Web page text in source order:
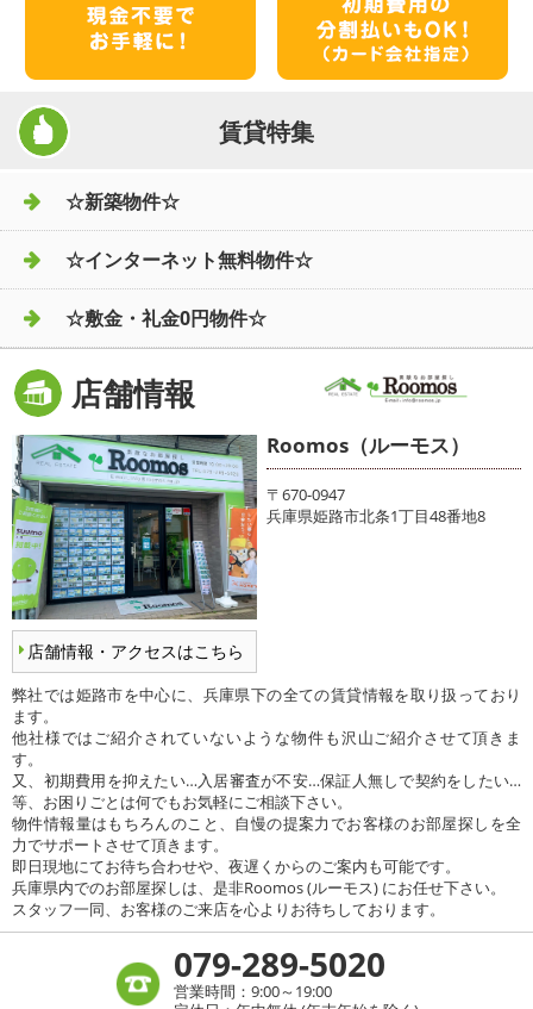
賃貸特集
☆新築物件☆
☆インターネット無料物件☆
☆敷金・礼金0円物件☆
店舗情報
店舗情報・アクセスはこちら
Roomos（ルーモス）
〒670-0947
兵庫県姫路市北条1丁目48番地8
弊社では姫路市を中心に、兵庫県下の全ての賃貸情報を取り扱っており
ます。
他社様ではご紹介されていないような物件も沢山ご紹介させて頂きま
す。
又、初期費用を抑えたい…入居審査が不安…保証人無しで契約をしたい…
等、お困りごとは何でもお気軽にご相談下さい。
物件情報量はもちろんのこと、自慢の提案力でお客様のお部屋探しを全
力でサポートさせて頂きます。
即日現地にてお待ち合わせや、夜遅くからのご案内も可能です。
兵庫県内でのお部屋探しは、是非Roomos (ルーモス) にお任せ下さい。
スタッフ一同、お客様のご来店を心よりお待ちしております。
079-289-5020
営業時間：9:00～19:00